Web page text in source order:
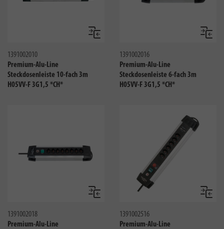
Vergleichen
1391002010
Premium-Alu-Line
Steckdosenleiste 10-fach 3m
H05VV-F 3G1,5 *CH*
1391002016
Premium-Alu-Line
Steckdosenleiste 6-fach 3m
H05VV-F 3G1,5 *CH*
Vergleichen
1391002018
Premium-Alu-Line
1391002516
Premium-Alu-Line